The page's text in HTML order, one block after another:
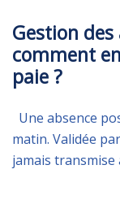
Gestion des
comment
paie ?
Une absence
matin. Validée
jamais transmise